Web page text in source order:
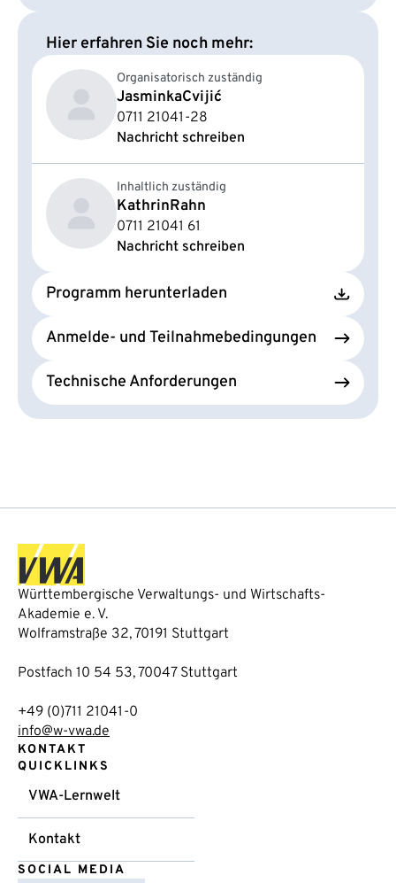
Hier erfahren Sie noch mehr:
Organisatorisch zuständig
JasminkaCvijić
0711 21041-28
Nachricht schreiben
Inhaltlich zuständig
KathrinRahn
0711 21041 61
Nachricht schreiben
Programm herunterladen
Anmelde- und Teilnahmebedingungen
Technische Anforderungen
Württembergische Verwaltungs- und Wirtschafts-
Akademie e. V.
Wolframstraße 32, 70191 Stuttgart
Postfach 10 54 53, 70047 Stuttgart
+49 (0)711 21041-0
info@w-vwa.de
KONTAKT
QUICKLINKS
VWA-Lernwelt
Kontakt
SOCIAL MEDIA